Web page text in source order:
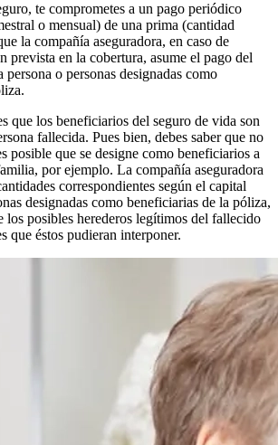
te comprometes a un pago periódico
o mensual) de una prima (cantidad
la compañía aseguradora, en caso de
prevista en la cobertura, asume el pago del
persona o personas designadas como
que los beneficiarios del seguro de vida son
fallecida. Pues bien, debes saber que no
posible que se designe como beneficiarios a
por ejemplo. La compañía aseguradora
correspondientes según el capital
designadas como beneficiarias de la póliza,
los posibles herederos legítimos del fallecido
que éstos pudieran interponer.